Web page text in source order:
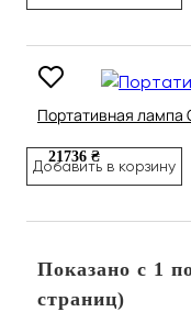
Портативная лампа
21736 ₴
Добавить в корзину
Показано с 1
страниц)